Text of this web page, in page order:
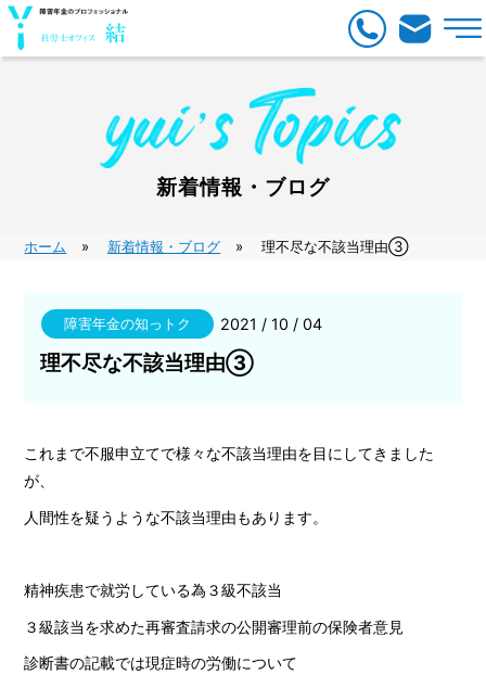
新着情報・ブログ
ホーム 新着情報・ブログ 理不尽な不該当理由③
障害年金の知っトク 2021 / 10 / 04
理不尽な不該当理由③
これまで不服申立てで様々な不該当理由を目にしてきました
が、
人間性を疑うような不該当理由もあります。
精神疾患で就労している為３級不該当
３級該当を求めた再審査請求の公開審理前の保険者意見
診断書の記載では現症時の労働について